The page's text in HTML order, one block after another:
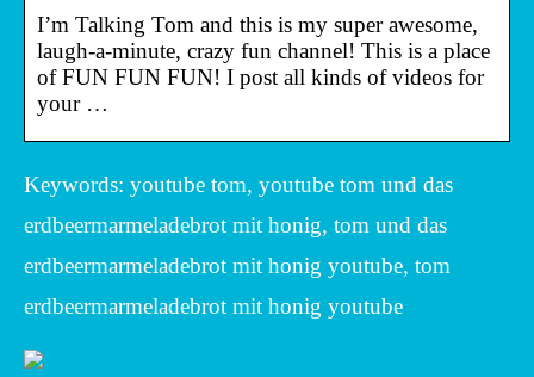
I’m Talking Tom and this is my super awesome,
laugh-a-minute, crazy fun channel! This is a place
of FUN FUN FUN! I post all kinds of videos for
your …
Keywords: youtube tom, youtube tom und das
erdbeermarmeladebrot mit honig, tom und das
erdbeermarmeladebrot mit honig youtube, tom
erdbeermarmeladebrot mit honig youtube